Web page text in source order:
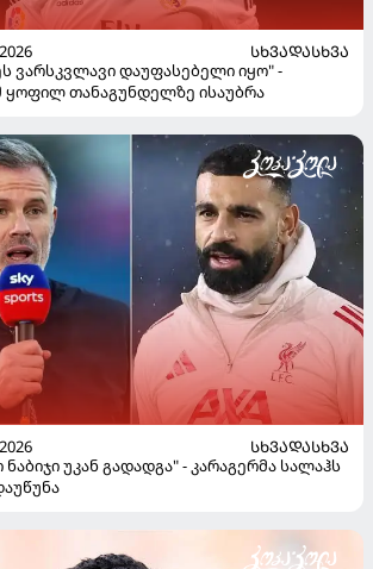
ᲡᲮᲕᲐᲓᲐᲡᲮᲕᲐ
ვარსკვლავი დაუფასებელი იყო" -
ყოფილ თანაგუნდელზე ისაუბრა
ᲡᲮᲕᲐᲓᲐᲡᲮᲕᲐ
ნაბიჯი უკან გადადგა" - კარაგერმა სალაჰს